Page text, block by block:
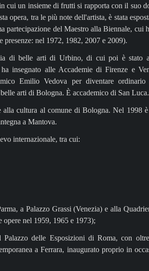
cui un insieme di frutti si rapporta con il suo
opera, tra le più note dell'artista, è stata
partecipazione del Maestro alla Biennale, cui
presenze: nel 1972, 1982, 2007 e 2009).
di belle arti di Urbino, di cui poi è stato
insegnato alle Accademie di Firenze e
Emilio Vedova per diventare ordinario
arti di Bologna. È accademico di San Luca.
alla cultura al comune di Bologna. Nel 1998 è
a Mantova.
internazionale, tra cui:
a Palazzo Grassi (Venezia) e alla
opere nel 1959, 1965 e 1973);
Palazzo delle Esposizioni di Roma, con
a Ferrara, inaugurato proprio in